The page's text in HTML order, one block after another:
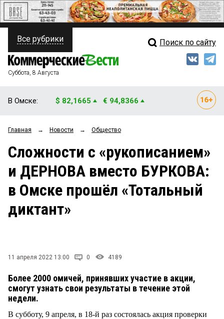
ПОЛИТИКА
ФИНАНСЫ
ОБЩЕСТВО
ЗАКОН
НОВОСТИ КОМПАНИЙ
Свежий выпуск
Рейтинги
Блоги
Архив
Все рубрики Поиск по сайту
Суббота, 8 Августа
В Омске: $ 82,1665 € 94,8366
Главная → Новости → Общество
Сложности с «рукописанием»
и ДЕРНОВА вместо БУРКОВА:
в Омске прошёл «Тотальный
диктант»
11 апреля 2022 13:00 0 4189
Более 2000 омичей, принявших участие в акции,
смогут узнать свои результаты в течение этой
недели.
В субботу, 9 апреля, в 18-й раз состоялась акция проверки